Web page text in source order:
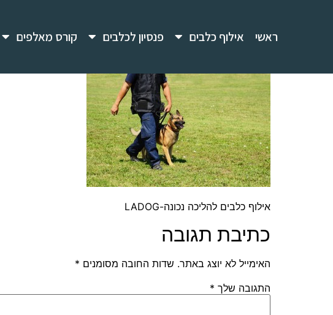
ראשי אילוף כלבים פנסיון לכלבים קורס מאלפים
אילוף כלבים להליכה נכונה-LADOG
כתיבת תגובה
האימייל לא יוצג באתר. שדות החובה מסומנים *
התגובה שלך *